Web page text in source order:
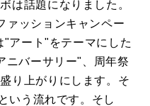
は話題になりました。
ァッションキャンペー
アート"をテーマにした
ニバーサリー"、周年祭
り上がりにします。そ
いう流れです。そし